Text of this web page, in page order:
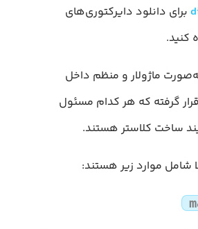
برای دانلود دایرکتوری‌های
ماژولار و منظم داخل
گرفته که هر کدام مسئول
ساخت کلاستر هستند.
شامل موارد زیر هستند: